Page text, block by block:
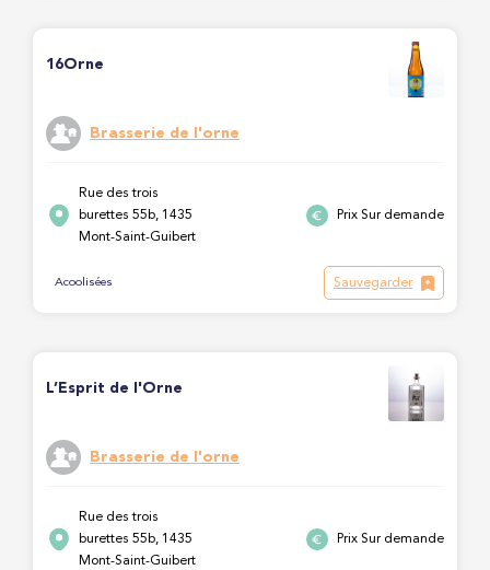
16Orne
Brasserie de l'orne
Rue des trois
burettes 55b, 1435
Mont-Saint-Guibert
Prix Sur demande
Acoolisées Sauvegarder
L’Esprit de l'Orne
Brasserie de l'orne
Rue des trois
burettes 55b, 1435
Mont-Saint-Guibert
Prix Sur demande